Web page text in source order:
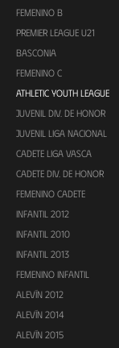
FEMENINO B
PREMIER LEAGUE U21
BASCONIA
FEMENINO C
ATHLETIC YOUTH LEAGUE
JUVENIL DIV. DE HONOR
JUVENIL LIGA NACIONAL
CADETE LIGA VASCA
CADETE DIV. DE HONOR
FEMENINO CADETE
INFANTIL 2012
INFANTIL 2010
INFANTIL 2013
FEMENINO INFANTIL
ALEVÍN 2012
ALEVÍN 2014
ALEVÍN 2015